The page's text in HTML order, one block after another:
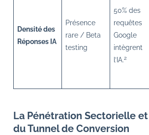
Densité des
Réponses IA
Présence
rare / Beta
testing
50% des
requêtes
Google
intègrent
l’IA.2
La Pénétration Sectorielle et
du Tunnel de Conversion